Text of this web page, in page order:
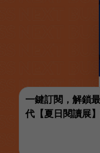
一鍵訂閱，解鎖
代【夏日閱讀展